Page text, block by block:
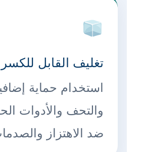
تغليف القابل للكسر
استخدام حماية
والتحف والأدوات
ضد الاهتزاز